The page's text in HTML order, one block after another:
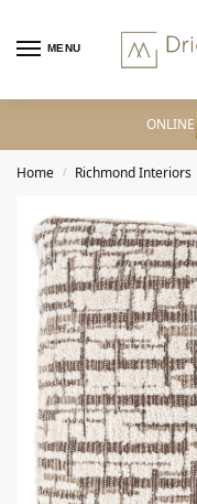
MENU
ONLINE
Home / Richmond Interiors